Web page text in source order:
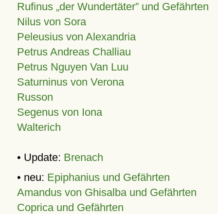
Rufinus „der Wundertäter” und Gefährten
Nilus von Sora
Peleusius von Alexandria
Petrus Andreas Challiau
Petrus Nguyen Van Luu
Saturninus von Verona
Russon
Segenus von Iona
Walterich
• Update: Brenach
• neu: Epiphanius und Gefährten
Amandus von Ghisalba und Gefährten
Coprica und Gefährten